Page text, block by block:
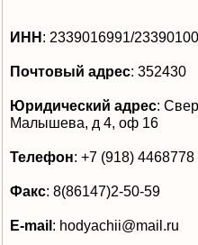
ИНН: 2339016991/
Почтовый адрес: 352430
Юридический адрес:
Малышева, д 4, оф 16
Телефон: +7 (918) 4468778
Факс: 8(86147)2-50-59
E-mail: hodyachii@mail.ru